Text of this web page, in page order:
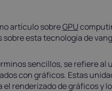
artículo sobreGPU
esta tecnología de
sencillos, se refiere
con gráficos. Estas
renderizado de gráficos y